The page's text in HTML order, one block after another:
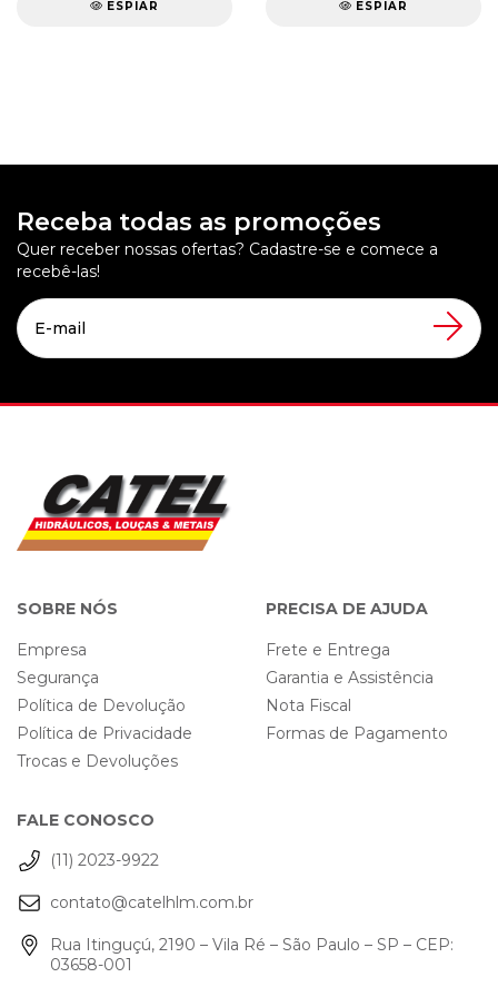
ESPIAR ESPIAR
Receba todas as promoções
Quer receber nossas ofertas? Cadastre-se e comece a
recebê-las!
SOBRE NÓS
Empresa
Segurança
Política de Devolução
Política de Privacidade
Trocas e Devoluções
PRECISA DE AJUDA
Frete e Entrega
Garantia e Assistência
Nota Fiscal
Formas de Pagamento
FALE CONOSCO
(11) 2023-9922
contato@catelhlm.com.br
Rua Itinguçú, 2190 – Vila Ré – São Paulo – SP – CEP:
03658-001